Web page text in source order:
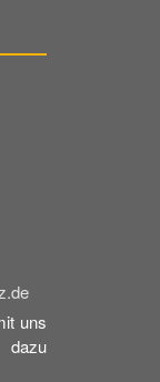
uns